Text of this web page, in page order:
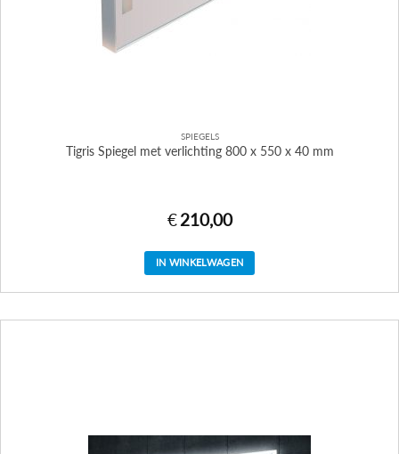
SPIEGELS
Tigris Spiegel met verlichting 800 x 550 x 40 mm
€ 210,00
IN WINKELWAGEN